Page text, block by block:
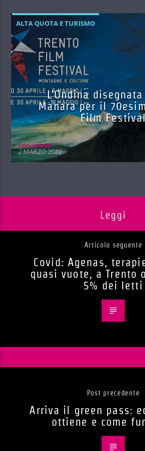
ALTA QUOTA E TURISMO
L’Ondina
Manara per il
Film
Red.azione
2 MARZO 2022
Leggi
Articolo seguente
Covid: Agenas,
quasi vuote, a Trento
5% dei letti
Post precedente
Arriva il green pass:
ottiene e come